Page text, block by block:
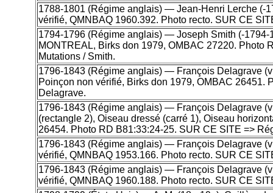
1788-1801 (Régime anglais) — Jean-Henri Lerche (-
vérifié, QMNBAQ 1960.392. Photo recto. SUR CE
1794-1796 (Régime anglais) — Joseph Smith (-1794-
MONTREAL, Birks don 1979, OMBAC 27220. Photo
Mutations / Smith.
1796-1843 (Régime anglais) — François Delagrave
Poinçon non vérifié, Birks don 1979, OMBAC 26451.
Delagrave.
1796-1843 (Régime anglais) — François Delagrave
(rectangle 2), Oiseau dressé (carré 1), Oiseau
26454. Photo RD B81:33:24-25. SUR CE SITE =>
1796-1843 (Régime anglais) — François Delagrave
vérifié, QMNBAQ 1953.166. Photo recto. SUR CE
1796-1843 (Régime anglais) — François Delagrave
vérifié, QMNBAQ 1960.188. Photo recto. SUR CE